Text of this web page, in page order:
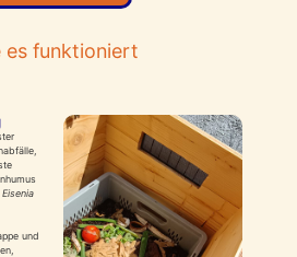
es funktioniert
Eisenia
und